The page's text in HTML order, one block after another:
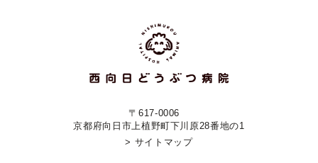
〒617-0006
京都府向日市上植野町下川原28番地の1
> サイトマップ